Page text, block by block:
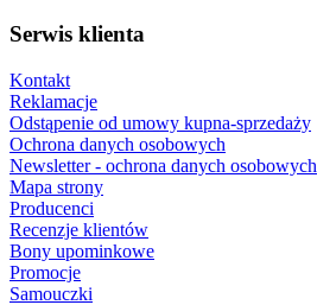
Serwis klienta
Kontakt
Reklamacje
Odstąpenie od umowy kupna-sprzedaży
Ochrona danych osobowych
Newsletter - ochrona danych osobowych
Mapa strony
Producenci
Recenzje klientów
Bony upominkowe
Promocje
Samouczki